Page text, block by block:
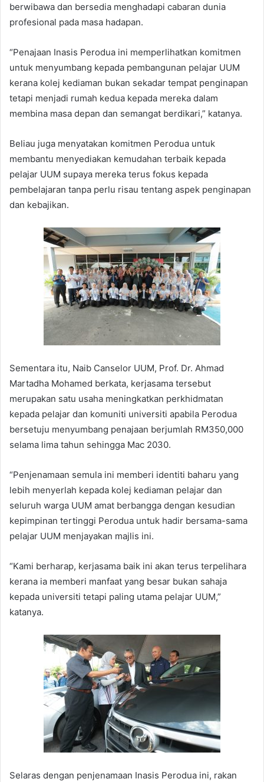
berwibawa dan bersedia menghadapi cabaran dunia
profesional pada masa hadapan.
“Penajaan Inasis Perodua ini memperlihatkan komitmen
untuk menyumbang kepada pembangunan pelajar UUM
kerana kolej kediaman bukan sekadar tempat penginapan
tetapi menjadi rumah kedua kepada mereka dalam
membina masa depan dan semangat berdikari,” katanya.
Beliau juga menyatakan komitmen Perodua untuk
membantu menyediakan kemudahan terbaik kepada
pelajar UUM supaya mereka terus fokus kepada
pembelajaran tanpa perlu risau tentang aspek penginapan
dan kebajikan.
Sementara itu, Naib Canselor UUM, Prof. Dr. Ahmad
Martadha Mohamed berkata, kerjasama tersebut
merupakan satu usaha meningkatkan perkhidmatan
kepada pelajar dan komuniti universiti apabila Perodua
bersetuju menyumbang penajaan berjumlah RM350,000
selama lima tahun sehingga Mac 2030.
“Penjenamaan semula ini memberi identiti baharu yang
lebih menyerlah kepada kolej kediaman pelajar dan
seluruh warga UUM amat berbangga dengan kesudian
kepimpinan tertinggi Perodua untuk hadir bersama-sama
pelajar UUM menjayakan majlis ini.
“Kami berharap, kerjasama baik ini akan terus terpelihara
kerana ia memberi manfaat yang besar bukan sahaja
kepada universiti tetapi paling utama pelajar UUM,”
katanya.
Selaras dengan penjenamaan Inasis Perodua ini, rakan